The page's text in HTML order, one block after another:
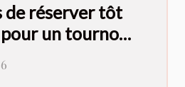
de réserver tôt
un tournoi